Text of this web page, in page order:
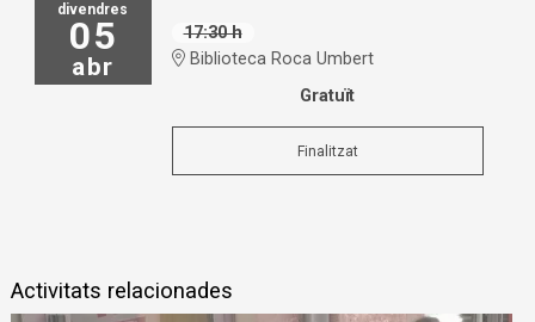
divendres
05
abr
17:30 h
Biblioteca Roca Umbert
Gratuït
Finalitzat
Activitats relacionades